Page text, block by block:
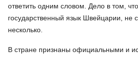
ответить одним словом. Дело в том,
государственный язык Швейцарии, не
несколько.
В стране признаны официальными и